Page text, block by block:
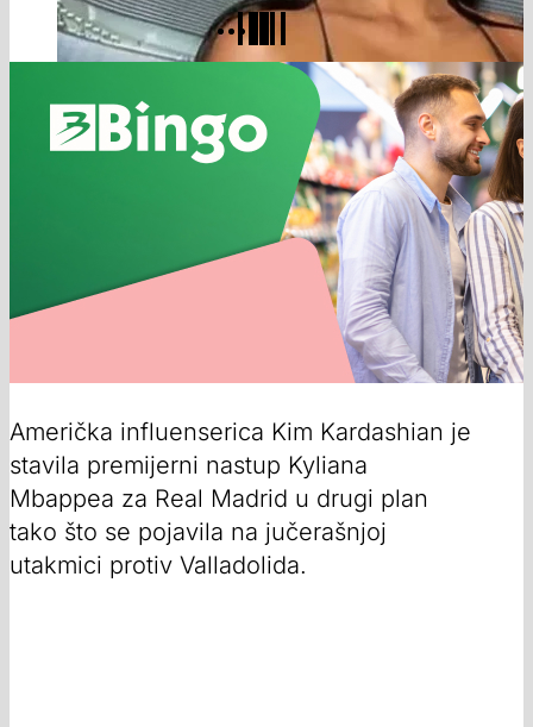
Američka influenserica Kim Kardashian je
stavila premijerni nastup Kyliana
Mbappea za Real Madrid u drugi plan
tako što se pojavila na jučerašnjoj
utakmici protiv Valladolida.